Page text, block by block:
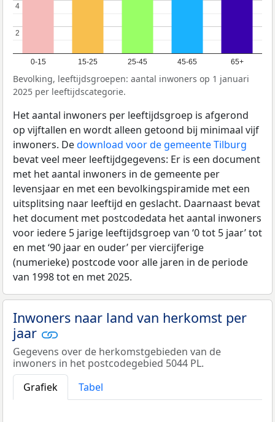
0-15 15-25 25-45 45-65 65+
2
2
4
4
Bevolking, leeftijdsgroepen: aantal inwoners op 1 januari
2025 per leeftijdscategorie.
Het aantal inwoners per leeftijdsgroep is afgerond
op vijftallen en wordt alleen getoond bij minimaal vijf
inwoners. Dedownload voor de gemeente Tilburg
bevat veel meer leeftijdgegevens: Er is een document
met het aantal inwoners in de gemeente per
levensjaar en met een bevolkingspiramide met een
uitsplitsing naar leeftijd en geslacht. Daarnaast bevat
het document met postcodedata het aantal inwoners
voor iedere 5 jarige leeftijdsgroep van ‘0 tot 5 jaar’ tot
en met ‘90 jaar en ouder’ per viercijferige
(numerieke) postcode voor alle jaren in de periode
van 1998 tot en met 2025.
Inwoners naar land van herkomst per
jaar
Gegevens over de herkomstgebieden van de
inwoners in het postcodegebied 5044 PL.
Grafiek
Tabel